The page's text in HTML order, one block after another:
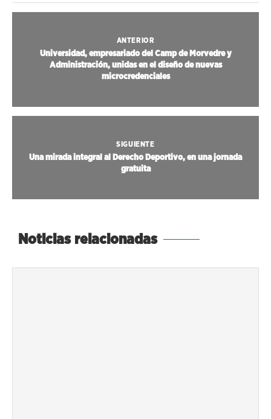
ANTERIOR
Universidad, empresariado del Camp de Morvedre y
Administración, unidas en el diseño de nuevas
microcredenciales
SIGUIENTE
Una mirada integral al Derecho Deportivo, en una jornada
gratuita
Noticias relacionadas